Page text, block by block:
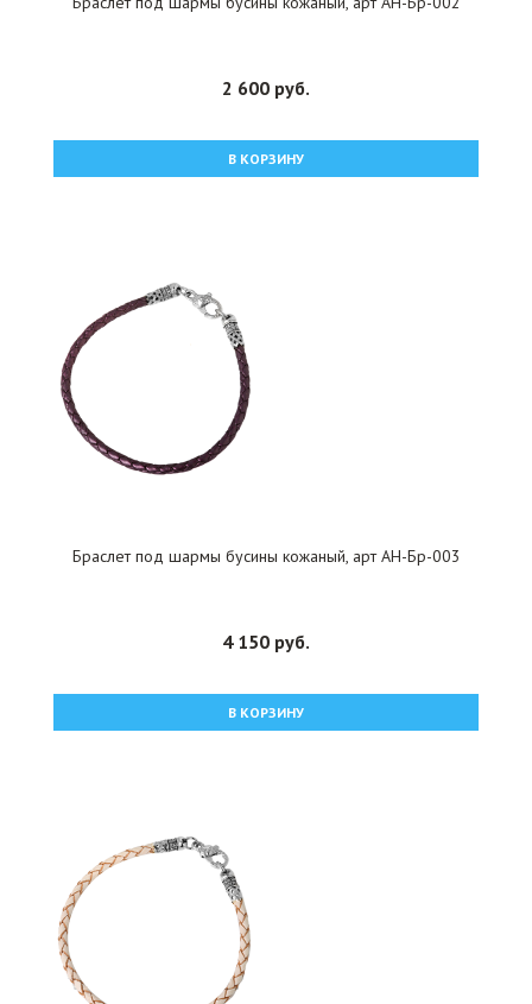
2 600 руб.
В КОРЗИНУ
Браслет под шармы бусины кожаный, арт АН-Бр-003
4 150 руб.
В КОРЗИНУ